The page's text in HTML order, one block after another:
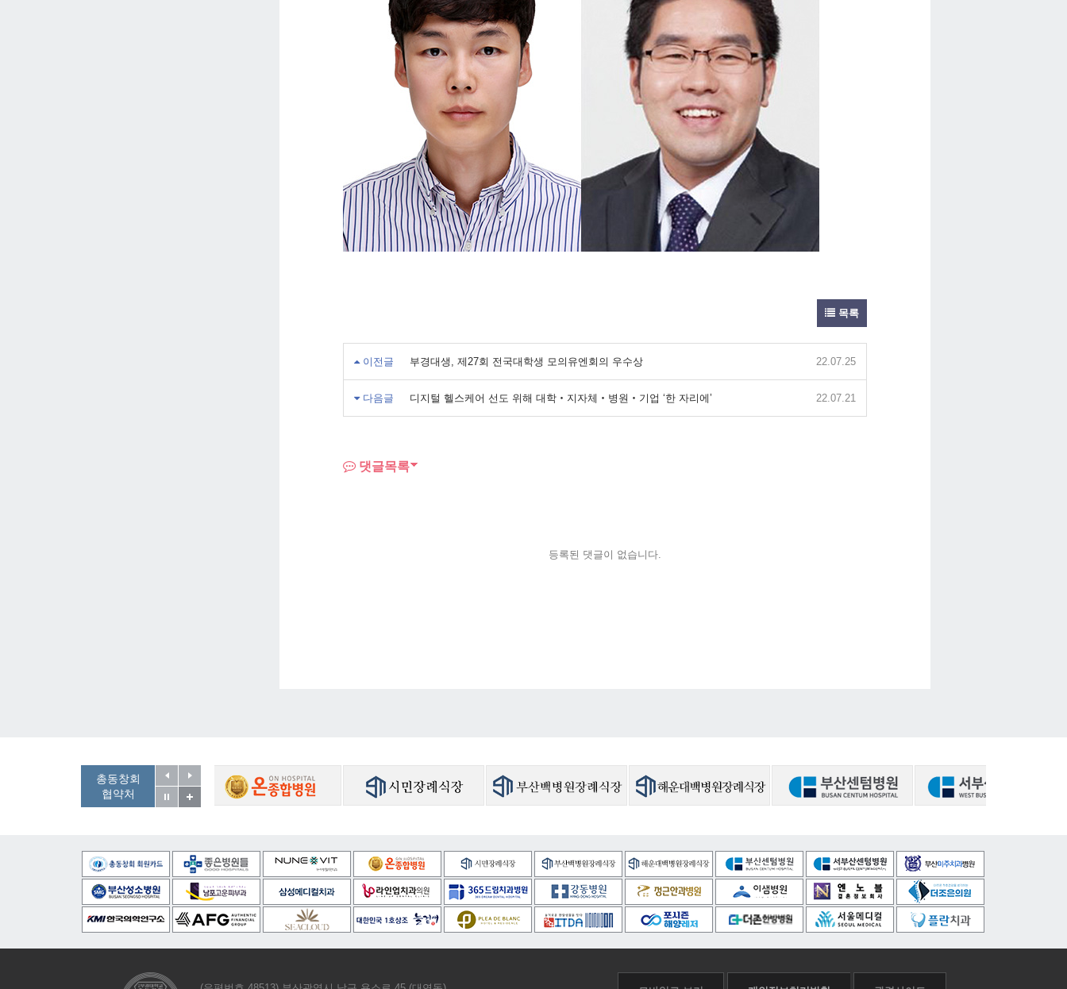
목록
이전글 부경대생, 제27회 전국대학생 모의유엔회의 우수상 22.07.25
다음글 디지털 헬스케어 선도 위해 대학‧지자체‧병원‧기업 ‘한 자리에’ 22.07.21
댓글목록
등록된 댓글이 없습니다.
총동창회
협약처